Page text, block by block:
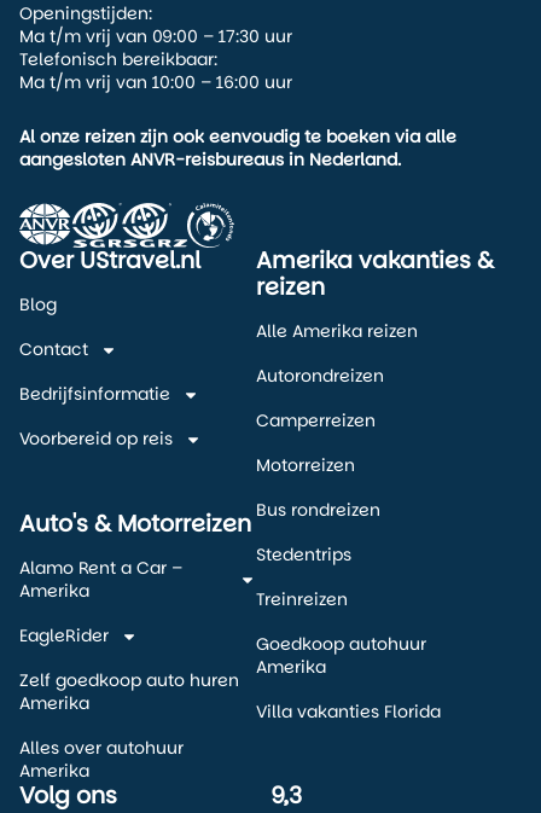
Openingstijden:
Ma t/m vrij van 09:00 – 17:30 uur
Telefonisch bereikbaar:
Ma t/m vrij van 10:00 – 16:00 uur
Al onze reizen zijn ook eenvoudig te boeken via alle
aangesloten ANVR-reisbureaus in Nederland.
Over UStravel.nl
Blog
Contact
Bedrijfsinformatie
Voorbereid op reis
Auto's & Motorreizen
Alamo Rent a Car –
Amerika
EagleRider
Zelf goedkoop auto huren
Amerika
Alles over autohuur
Amerika
Amerika vakanties &
reizen
Alle Amerika reizen
Autorondreizen
Camperreizen
Motorreizen
Bus rondreizen
Stedentrips
Treinreizen
Goedkoop autohuur
Amerika
Villa vakanties Florida
Volg ons 9,3